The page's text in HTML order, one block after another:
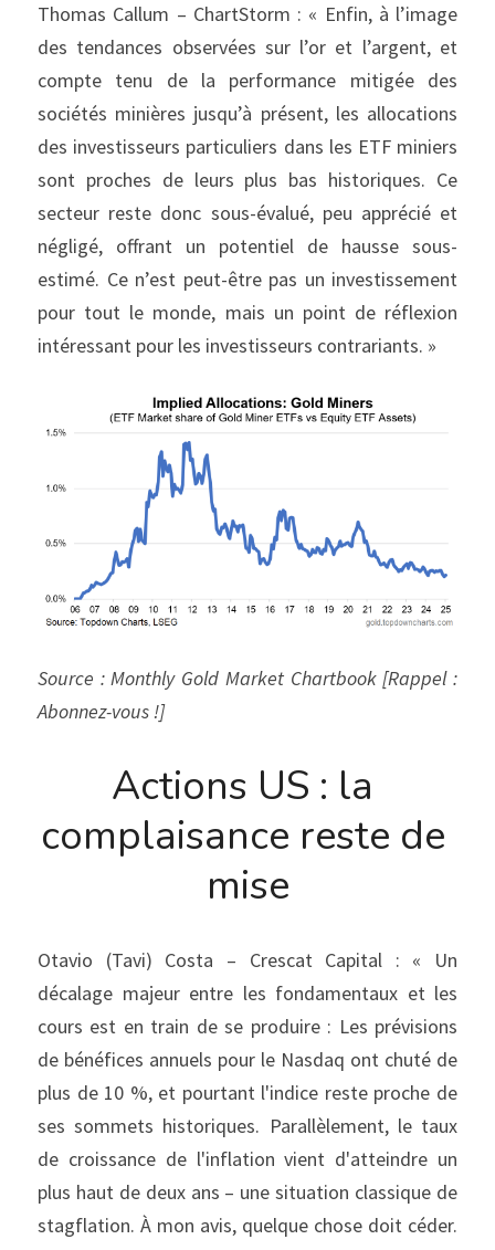
Thomas Callum – ChartStorm : « Enfin, à l’image
des tendances observées sur l’or et l’argent, et
compte tenu de la performance mitigée des
sociétés minières jusqu’à présent, les allocations
des investisseurs particuliers dans les ETF miniers
sont proches de leurs plus bas historiques. Ce
secteur reste donc sous-évalué, peu apprécié et
négligé, offrant un potentiel de hausse sous-
estimé. Ce n’est peut-être pas un investissement
pour tout le monde, mais un point de réflexion
intéressant pour les investisseurs contrariants. »
Source : Monthly Gold Market Chartbook [Rappel :
Abonnez-vous !]
Actions US : la
complaisance reste de
mise
Otavio (Tavi) Costa – Crescat Capital : « Un
décalage majeur entre les fondamentaux et les
cours est en train de se produire : Les prévisions
de bénéfices annuels pour le Nasdaq ont chuté de
plus de 10 %, et pourtant l'indice reste proche de
ses sommets historiques. Parallèlement, le taux
de croissance de l'inflation vient d'atteindre un
plus haut de deux ans – une situation classique de
stagflation. À mon avis, quelque chose doit céder.